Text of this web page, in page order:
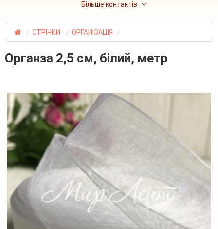
Більше контактів
СТРІЧКИ ОРГАНІЗАЦІЯ
Органза 2,5 см, білий, метр